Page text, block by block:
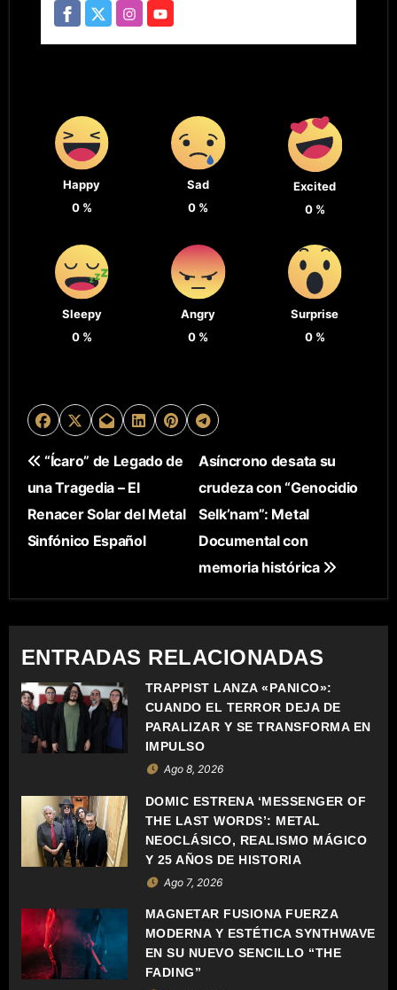
Happy
0%
Sad
0 %
Excited
0%
Sleepy
0%
Angry
0 %
Surprise
0%
N
A
V
G
A
C
I
Ó
N
D
E
E
N
T
“Ícaro” de Legado de
una Tragedia – El
Renacer Solar del Metal
Sinfónico Español
Asíncrono desata su
crudeza con “Genocidio
Selk’nam”: Metal
Documental con
memoria histórica
ENTRADAS RELACIONADAS
TRAPPIST LANZA «PÁNICO»:
CUANDO EL TERROR DEJA DE
PARALIZAR Y SE TRANSFORMA EN
IMPULSO
Ago 8, 2026
DOMIC ESTRENA ‘MESSENGER OF
THE LAST WORDS’: METAL
NEOCLÁSICO, REALISMO MÁGICO
Y 25 AÑOS DE HISTORIA
Ago 7, 2026
MAGNETAR FUSIONA FUERZA
MODERNA Y ESTÉTICA SYNTHWAVE
EN SU NUEVO SENCILLO “THE
FADING”